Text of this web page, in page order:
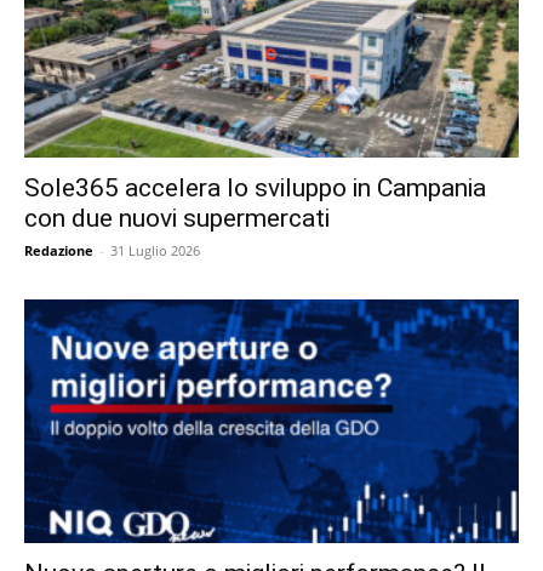
Sole365 accelera lo sviluppo in Campania
con due nuovi supermercati
Redazione - 31 Luglio 2026